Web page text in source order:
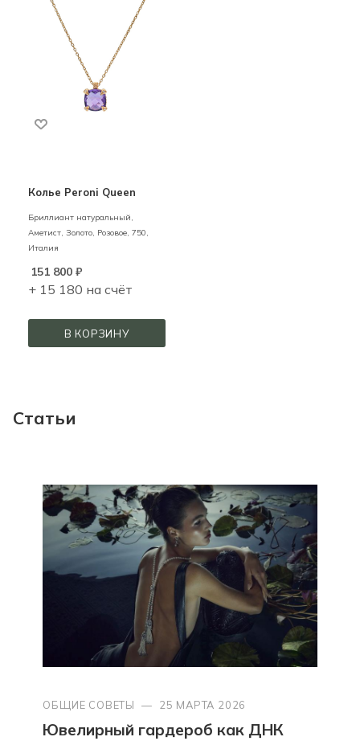
Колье Peroni Queen
Бриллиант натуральный,
Аметист, Золото, Розовое, 750,
Италия
151 800 ₽
+ 15 180 на счёт
В КОРЗИНУ
Статьи
ОБЩИЕ СОВЕТЫ — 25 МАРТА 2026
Ювелирный гардероб как ДНК